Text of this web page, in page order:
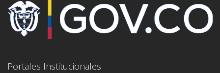
Portales Institucionales